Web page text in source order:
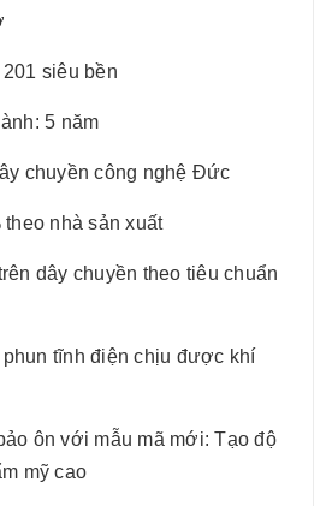
siêu bền
5 năm
chuyền công nghệ Đức
theo nhà sản xuất
dây chuyền theo tiêu chuẩn
tĩnh điện chịu được khí
ôn với mẫu mã mới: Tạo độ
mỹ cao